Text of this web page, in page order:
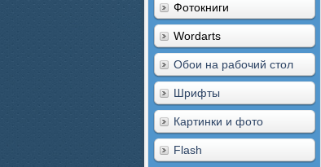
Фотокниги
Wordarts
Обои на рабочий стол
Шрифты
Картинки и фото
Flash